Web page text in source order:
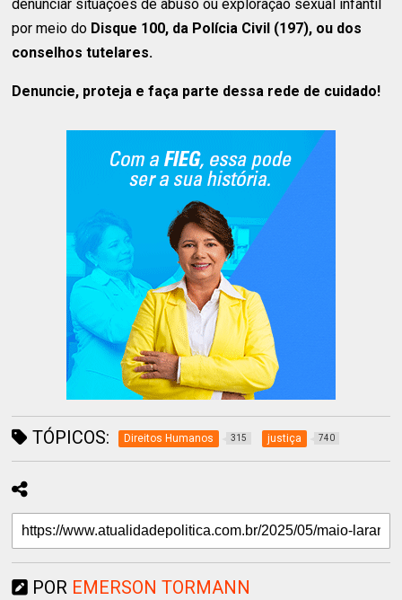
denunciar situações de abuso ou exploração sexual infantil
por meio do Disque 100, da Polícia Civil (197), ou dos
conselhos tutelares.
Denuncie, proteja e faça parte dessa rede de cuidado!
TÓPICOS: Direitos Humanos 315 justiça 740
POR EMERSON TORMANN